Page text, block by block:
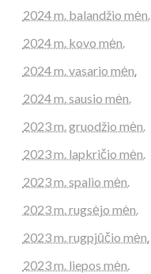
2024 m. balandžio mėn.
2024 m. kovo mėn.
2024 m. vasario mėn.
2024 m. sausio mėn.
2023 m. gruodžio mėn.
2023 m. lapkričio mėn.
2023 m. spalio mėn.
2023 m. rugsėjo mėn.
2023 m. rugpjūčio mėn.
2023 m. liepos mėn.